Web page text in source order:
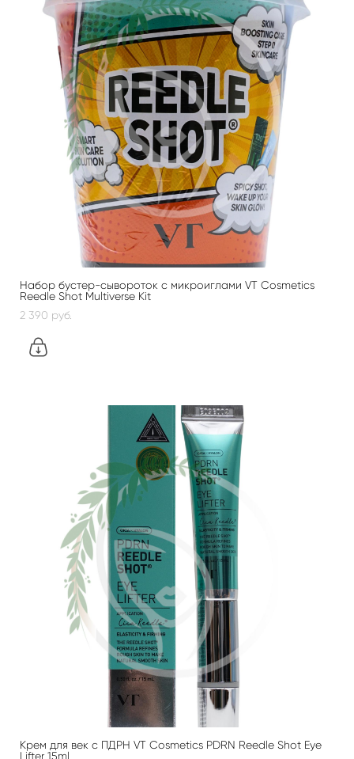
Набор бустер-сывороток с микроиглами VT Cosmetics
Reedle Shot Multiverse Kit
2 390 pуб.
Крем для век с ПДРН VT Cosmetics PDRN Reedle Shot Eye
Lifter 15ml